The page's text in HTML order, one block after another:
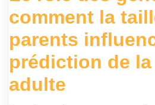
comment la
parents
prédiction de
adulte